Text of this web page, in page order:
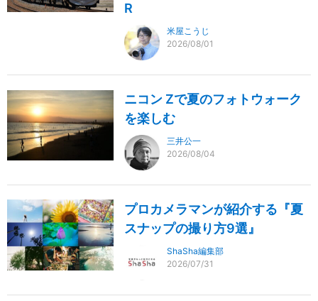
R
米屋こうじ
2026/08/01
ニコン Zで夏のフォトウォーク
を楽しむ
三井公一
2026/08/04
プロカメラマンが紹介する『夏
スナップの撮り方9選』
ShaSha編集部
2026/07/31